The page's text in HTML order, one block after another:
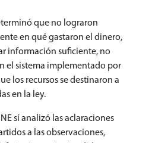
que no lograron
en qué gastaron el dinero,
información suficiente, no
el sistema implementado por
los recursos se destinaron a
en la ley.
sí analizó las aclaraciones
a las observaciones,